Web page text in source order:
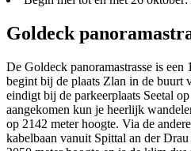
Goldeck
De Goldeck panoramastrasse is
begint bij de plaats Zlan in de buurt
eindigt bij de parkeerplaats Seetal
aangekomen kun je heerlijk
op 2142 meter hoogte. Via de
kabelbaan vanuit Spittal an der